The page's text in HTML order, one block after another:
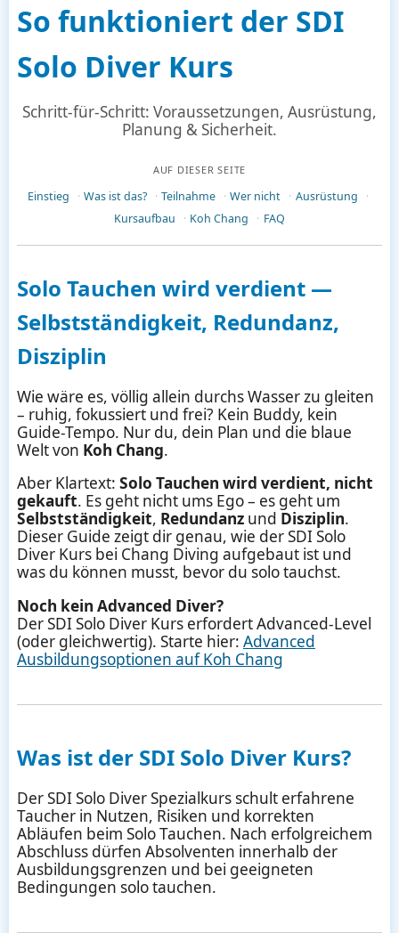
So funktioniert der SDI
Solo Diver Kurs
Schritt-für-Schritt: Voraussetzungen, Ausrüstung,
Planung & Sicherheit.
AUF DIESER SEITE
Einstieg Was ist das? Teilnahme Wer nicht
Ausrüstung
Kursaufbau
Koh Chang FAQ
Solo Tauchen wird verdient —
Selbstständigkeit, Redundanz,
Disziplin
Wie wäre es, völlig allein durchs Wasser zu gleiten
– ruhig, fokussiert und frei? Kein Buddy, kein
Guide-Tempo. Nur du, dein Plan und die blaue
Welt von Koh Chang.
Aber Klartext: Solo Tauchen wird verdient, nicht
gekauft. Es geht nicht ums Ego – es geht um
Selbstständigkeit, Redundanzund Disziplin.
Dieser Guide zeigt dir genau, wie der SDI Solo
Diver Kurs bei Chang Diving aufgebaut ist und
was du können musst, bevor du solo tauchst.
Noch kein Advanced Diver?
Der SDI Solo Diver Kurs erfordert Advanced-Level
(oder gleichwertig). Starte hier: Advanced
Ausbildungsoptionen auf Koh Chang
Was ist der SDI Solo Diver Kurs?
Der SDI Solo Diver Spezialkurs schult erfahrene
Taucher in Nutzen, Risiken und korrekten
Abläufen beim Solo Tauchen. Nach erfolgreichem
Abschluss dürfen Absolventen innerhalb der
Ausbildungsgrenzen und bei geeigneten
Bedingungen solo tauchen.